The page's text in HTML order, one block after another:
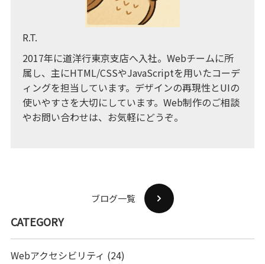
R.T.
2017年に道洋行東京支店へ入社。Webチームに所
属し、主にHTML/CSSやJavaScriptを用いたコーデ
ィングを担当しています。デザインの再現性とUIの
使いやすさを大切にしています。Web制作のご相談
やお問い合わせは、お気軽にどうぞ。
ブログ一覧
CATEGORY
Webアクセシビリティ (24)